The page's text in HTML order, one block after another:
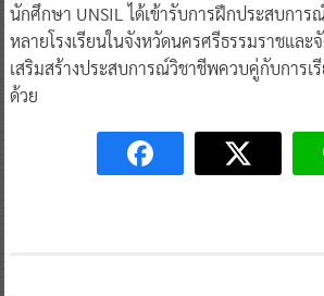
นักศึกษา UNSIL ได้เข้ารับการฝึกประสบการ
หลายโรงเรียนในจังหวัดนครศรีธรรมราชและ
เสริมสร้างประสบการณ์วิชาชีพควบคู่กับการเ
ด้วย